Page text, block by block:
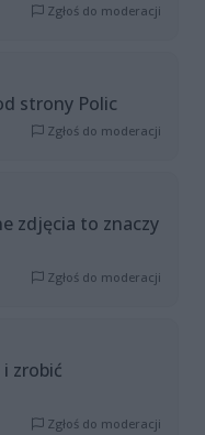
Zgłoś do moderacji
strony Polic
Zgłoś do moderacji
zdjęcia to znaczy
Zgłoś do moderacji
zrobić
Zgłoś do moderacji